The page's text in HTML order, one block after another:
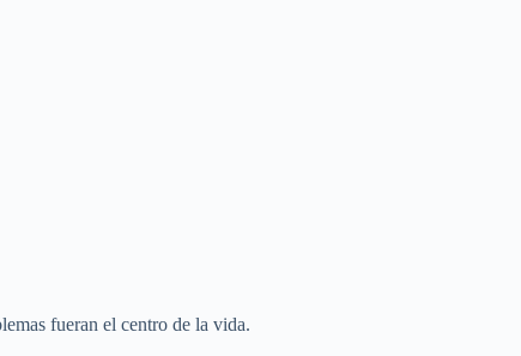
fueran el centro de la vida.